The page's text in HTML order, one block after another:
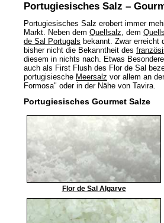
Portugiesisches Salz –
Portugiesisches Salz erobert immer
Markt. Neben dem Quellsalz, dem
de Sal Portugals bekannt. Zwar
bisher nicht die Bekanntheit des
diesem in nichts nach. Etwas
auch als First Flush des Flor de Sal
portugisiesche Meersalz vor allem an
Formosa" oder in der Nähe von Tavira.
Portugiesisches Gourmet Salze
Flor de Sal Algarve